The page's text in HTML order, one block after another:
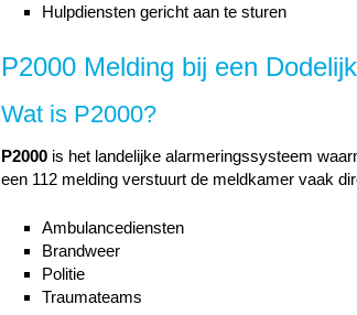
Hulpdiensten gericht aan te sturen
P2000 Melding bij een
Wat is P2000?
P2000is het landelijke alarmeringssysteem
een 112 melding verstuurt de meldkamer vaak
Ambulancediensten
Brandweer
Politie
Traumateams